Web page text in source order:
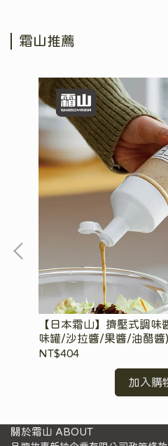
霜山推薦
【日本霜山】擠壓式調
味罐/沙拉醬/果醬/油醋醬)
NT$404
加入購
關於霜山 ABOUT